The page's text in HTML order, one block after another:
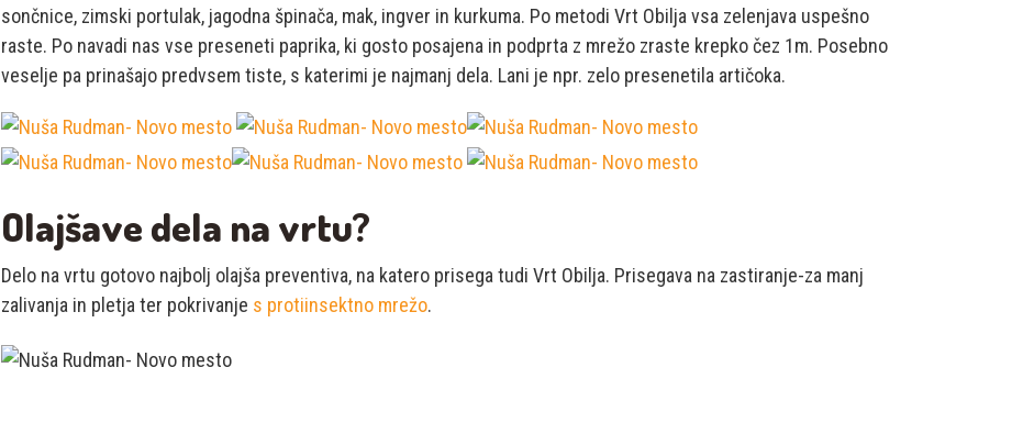
sončnice, zimski portulak, jagodna špinača, mak, ingver in kurkuma. Po metodi Vrt Obilja vsa zelenjava uspešno
raste. Po navadi nas vse preseneti paprika, ki gosto posajena in podprta z mrežo zraste krepko čez 1m. Posebno
veselje pa prinašajo predvsem tiste, s katerimi je najmanj dela. Lani je npr. zelo presenetila artičoka.
Olajšave dela na vrtu?
Delo na vrtu gotovo najbolj olajša preventiva, na katero prisega tudi Vrt Obilja. Prisegava na zastiranje-za manj
zalivanja in pletja ter pokrivanje s protiinsektno mrežo.